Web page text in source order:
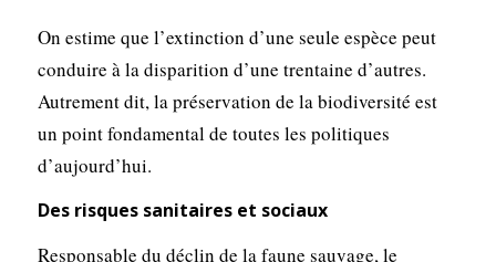
On estime que l’extinction d’une seule espèce peut
conduire à la disparition d’une trentaine d’autres.
Autrement dit, la préservation de la biodiversité est
un point fondamental de toutes les politiques
d’aujourd’hui.
Des risques sanitaires et sociaux
Responsable du déclin de la faune sauvage, le